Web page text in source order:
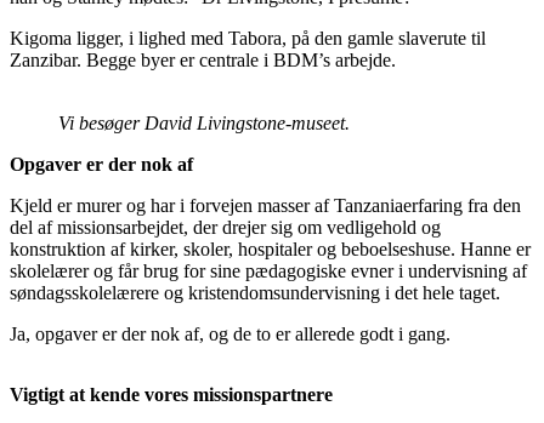
Kigoma ligger, i lighed med Tabora, på den gamle slaverute til
Zanzibar. Begge byer er centrale i BDM’s arbejde.
Vi besøger David Livingstone-museet.
Opgaver er der nok af
Kjeld er murer og har i forvejen masser af Tanzaniaerfaring fra den
del af missionsarbejdet, der drejer sig om vedligehold og
konstruktion af kirker, skoler, hospitaler og beboelseshuse. Hanne er
skolelærer og får brug for sine pædagogiske evner i undervisning af
søndagsskolelærere og kristendomsundervisning i det hele taget.
Ja, opgaver er der nok af, og de to er allerede godt i gang.
Vigtigt at kende vores missionspartnere